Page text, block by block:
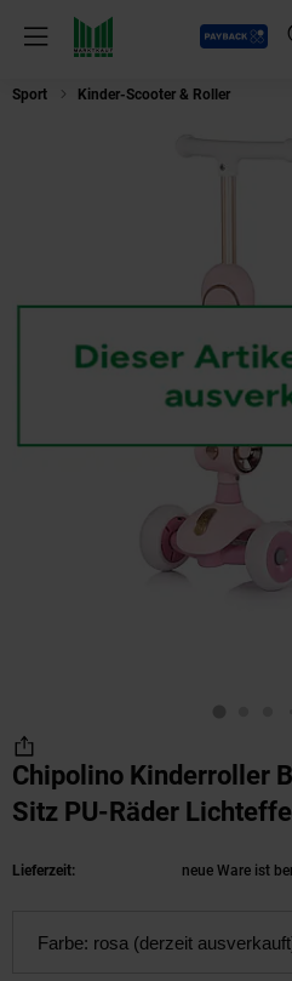
Menü
Payback
Sport Kinder-Scooter & Roller
Chipolino Kinderroller
Sitz PU-Räder
Lieferzeit: neue Ware ist
Farbe: rosa (derzeit